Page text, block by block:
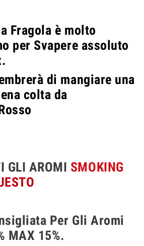
Fragola è molto
per Svapere assoluto
di mangiare una
colta da
GLI AROMI SMOKING
Per Gli Aromi
MAX 15%.